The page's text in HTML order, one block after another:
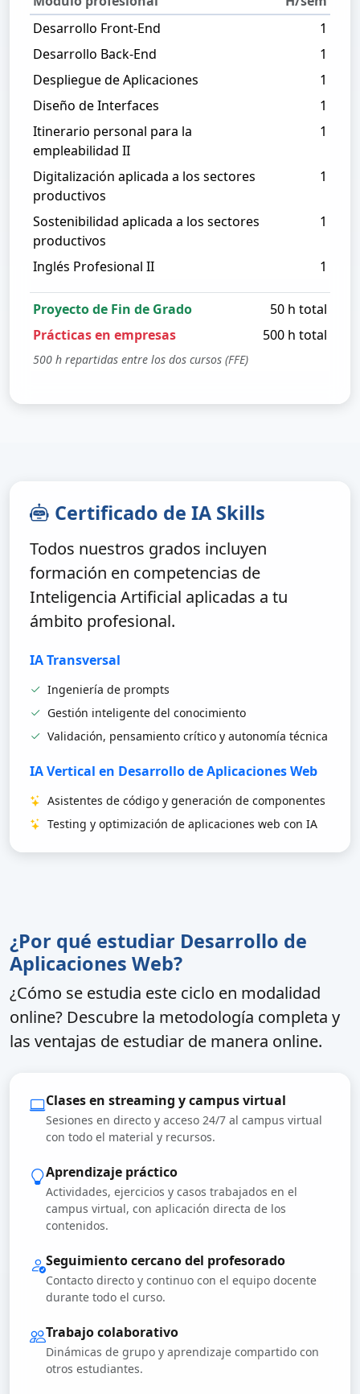
Desarrollo Front-End
1
Desarrollo Back-End
1
Despliegue de Aplicaciones
1
Diseño de Interfaces
1
Itinerario personal para la
empleabilidad II
1
Digitalización aplicada a los sectores
productivos
1
Sostenibilidad aplicada a los sectores
productivos
1
Inglés Profesional II 1
Proyecto de Fin de Grado
50 h total
Prácticas en empresas
500 h total
500 h repartidas entre los dos cursos (FFE)
Certificado de IA Skills
Todos nuestros grados incluyen
formación en competencias de
Inteligencia Artificial aplicadas a tu
ámbito profesional.
IA Transversal
Ingeniería de prompts
Gestión inteligente del conocimiento
Validación, pensamiento crítico y autonomía técnica
IA Vertical en Desarrollo de Aplicaciones Web
Asistentes de código y generación de componentes
Testing y optimización de aplicaciones web con IA
¿Por qué estudiar Desarrollo de
Aplicaciones Web?
¿Cómo se estudia este ciclo en modalidad
online? Descubre la metodología completa y
las ventajas de estudiar de manera online.
Clases en streaming y campus virtual
Sesiones en directo y acceso 24/7 al campus virtual
con todo el material y recursos.
Aprendizaje práctico
Actividades, ejercicios y casos trabajados en el
campus virtual, con aplicación directa de los
contenidos.
Seguimiento cercano del profesorado
Contacto directo y continuo con el equipo docente
durante todo el curso.
Trabajo colaborativo
Dinámicas de grupo y aprendizaje compartido con
otros estudiantes.